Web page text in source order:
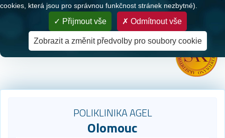
PARTNER VAŠEHO ZDRAVÍ
Zdravotní péče pro klienty všech zdravotních pojišťoven
POLIKLINIKA AGEL
Olomouc
cookies, která jsou pro správnou funkčnost stránek nezbytné).
Přijmout vše Odmítnout vše
Zobrazit a změnit předvolby pro soubory cookie